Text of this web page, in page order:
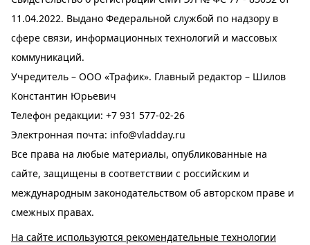
11.04.2022. Выдано Федеральной службой по надзору в
сфере связи, информационных технологий и массовых
коммуникаций.
Учредитель – ООО «Трафик». Главный редактор – Шилов
Константин Юрьевич
Телефон редакции: +7 931 577-02-26
Электронная почта: info@vladday.ru
Все права на любые материалы, опубликованные на
сайте, защищены в соответствии с российским и
международным законодательством об авторском праве и
смежных правах.
На сайте используются рекомендательные технологии